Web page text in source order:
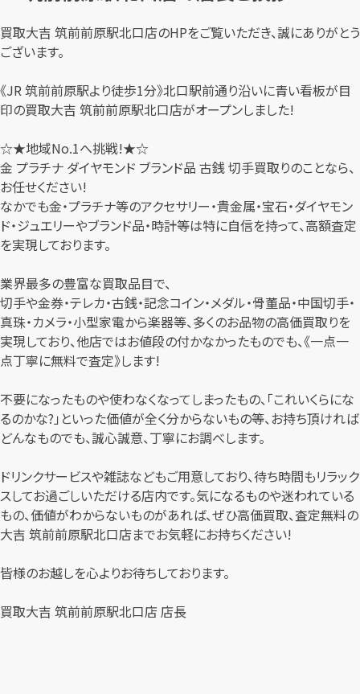
買取大吉 筑前前原駅北口店のHPをご覧いただき、誠にありがとう
ございます。
《JR 筑前前原駅より徒歩1分》北口駅前通り沿いに青い看板が目
印の買取大吉 筑前前原駅北口店がオープンしました!
☆★地域No.1へ挑戦!★☆
金 プラチナ ダイヤモンド ブランド品 古銭 切手買取りのことなら、
お任せください!
なかでも金・プラチナ等のアクセサリー・貴金属・宝石・ダイヤモン
ド・ジュエリーやブランド品・時計等は特に自信を持って、高額査定
を実現しております。
業界最多の豊富な買取品目で、
切手や金券・テレカ・古銭・記念コイン・メダル・骨董品・中国切手・
真珠・カメラ・小型家電から楽器等、多くのお品物の高価買取りを
実現しており、他店ではお値段の付かなかったものでも、《一点一
点丁寧に無料で査定》します!
不要になったものや使わなくなってしまったもの、「これいくらにな
るのかな?」といった価値が全く分からないもの等、お持ち頂ければ
どんなものでも、誠心誠意、丁寧にお調べします。
ドリンクサービスや雑誌などもご用意しており、待ち時間もリラック
スしてお過ごしいただける店内です。気になるものや迷われている
もの、価値がわからないものがあれば、ぜひ高価買取、査定無料の
大吉 筑前前原駅北口店までお気軽にお持ちください!
皆様のお越しを心よりお待ちしております。
買取大吉 筑前前原駅北口店 店長